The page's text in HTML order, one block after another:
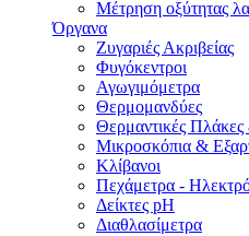
Μέτρηση οξύτητας
Όργανα
Ζυγαριές Ακριβείας
Φυγόκεντροι
Αγωγιμόμετρα
Θερμομανδύες
Θερμαντικές
Μικροσκόπια &
Κλίβανοι
Πεχάμετρα -
Δείκτες pH
Διαθλασίμετρα